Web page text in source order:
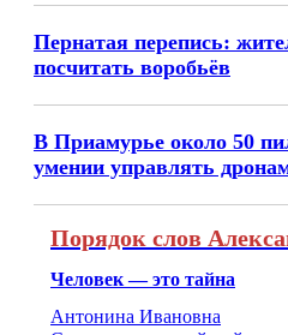
Пернатая перепись:
посчитать воробьёв
В Приамурье около 50
умении управлять
Порядок слов
Человек — это тайна
Антонина Ивановна